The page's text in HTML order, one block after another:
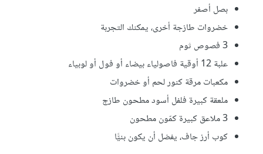
بصل أصفر
خضروات طازجة أخرى، يمكنك التجربة
3 فصوص ثوم
علبة 12 أوقية فاصولياء بيضاء أو فول أو لوبياء
مكعبات مرقة كنور لحم أو خضروات
ملعقة كبيرة فلفل أسود مطحون طازج
3 ملاعق كبيرة كمّون مطحون
كوب أرز جاف، يفضل أن يكون بنيًّا